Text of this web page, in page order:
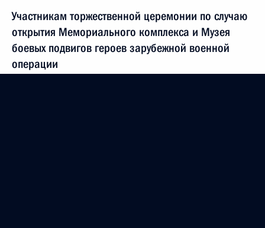
Участникам торжественной церемонии по случаю
открытия Мемориального комплекса и Музея
боевых подвигов героев зарубежной военной
операции